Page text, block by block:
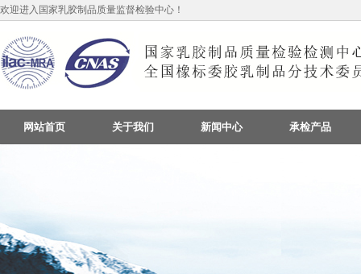
欢迎进入国家乳胶制品质量监督检验中心！
网站首页 关于我们 新闻中心 承检产品